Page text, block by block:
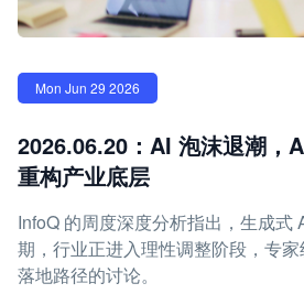
Mon Jun 29 2026
2026.06.20：AI 泡沫退潮，
重构产业底层
InfoQ 的周度深度分析指出，生成式
期，行业正进入理性调整阶段，专
落地路径的讨论。